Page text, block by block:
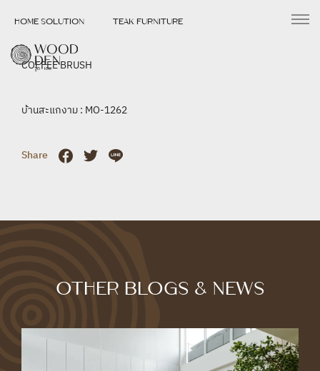
HOME SOLUTION TEAK FURNITURE
COFFEE BRUSH
บ้านสะแกงาม : MO-1262
Share
OTHER BLOGS & NEWS